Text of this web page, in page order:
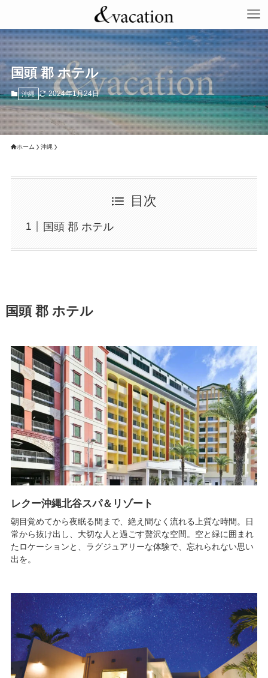
国頭 郡 ホテル
沖縄 2024年1月24日
ホーム 沖縄
目次
国頭 郡 ホテル
国頭 郡 ホテル
レクー沖縄北谷スパ＆リゾート
朝目覚めてから夜眠る間まで、絶え間なく流れる上質な時間。日
常から抜け出し、大切な人と過ごす贅沢な空間。空と緑に囲まれ
たロケーションと、ラグジュアリーな体験で、忘れられない思い
出を。